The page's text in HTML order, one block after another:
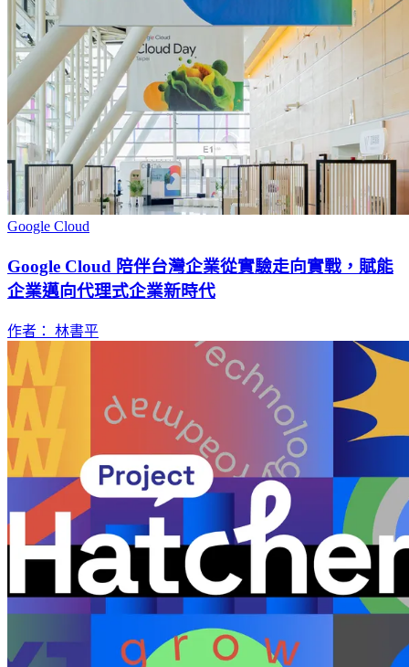
Google Cloud
Google Cloud 陪伴台灣企業從實驗走向實戰，賦能
企業邁向代理式企業新時代
作者： 林書平